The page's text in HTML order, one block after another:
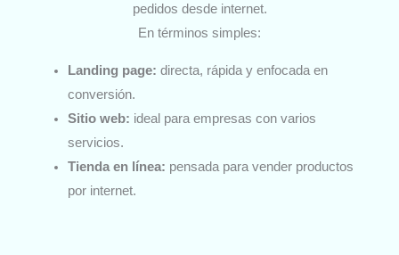
pedidos desde internet.
En términos simples:
Landing page: directa, rápida y enfocada en
conversión.
Sitio web: ideal para empresas con varios
servicios.
Tienda en línea: pensada para vender productos
por internet.